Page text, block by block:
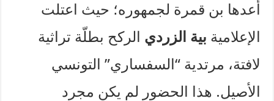
أعدها بن قمرة لجمهوره؛ حيث اعتلت
الإعلامية بية الزردي الركح بطلّة تراثية
لافتة، مرتدية “السفساري” التونسي
الأصيل. هذا الحضور لم يكن مجرد